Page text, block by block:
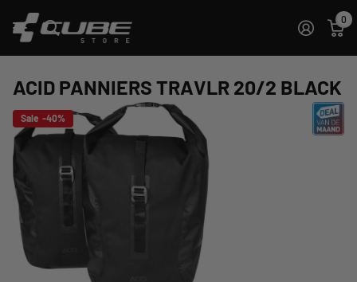
0
ACID PANNIERS TRAVLR 20/2 BLACK
Sale -40%